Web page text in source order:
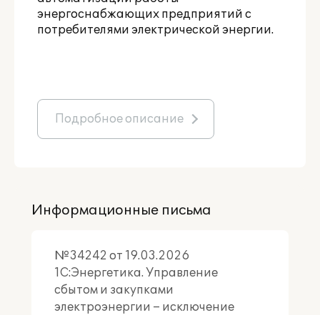
энергоснабжающих предприятий с
потребителями электрической энергии.
Подробное описание
Информационные письма
№34242 от 19.03.2026
1С:Энергетика. Управление
сбытом и закупками
электроэнергии – исключение